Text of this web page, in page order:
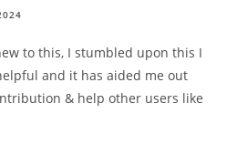
to this, I stumbled upon this I
and it has aided me out
& help other users like